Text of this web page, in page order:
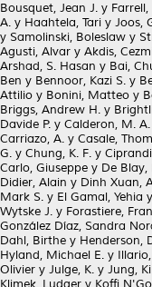
Bousquet, Jean J. y Farrell,
A. y Haahtela, Tari y Joos,
y Samolinski, Boleslaw y
Agusti, Alvar y Akdis,
Arshad, S. Hasan y Bai,
Ben y Bennoor, Kazi S. y
Attilio y Bonini, Matteo y
Briggs, Andrew H. y
Davide P. y Calderon, M. A.
Carriazo, A. y Casale,
G. y Chung, K. F. y
Carlo, Giuseppe y De Blay,
Didier, Alain y Dinh Xuan,
Mark S. y El Gamal, Yehia y
Wytske J. y Forastiere,
González Díaz, Sandra
Dahl, Birthe y Henderson,
Hyland, Michael E. y
Olivier y Julge, K. y Jung,